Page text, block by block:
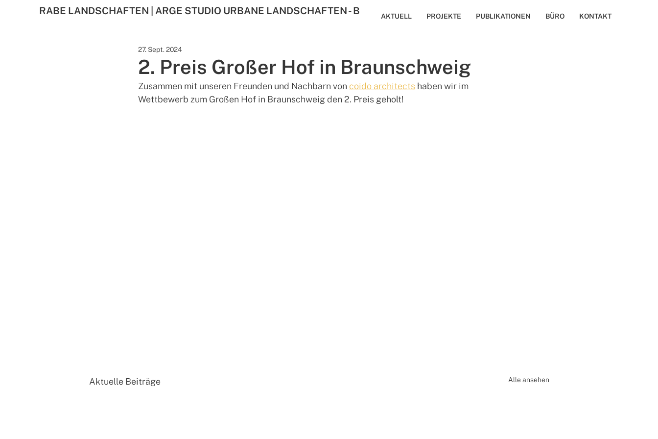
RABE LANDSCHAFTEN | ARGE STUDIO URBANE LANDSCHAFTEN - B AKTUELL PROJEKTE PUBLIKATIONEN BÜRO KONTAKT
2. Preis Großer Hof in Braunschweig
27. Sept. 2024
Zusammen mit unseren Freunden und Nachbarn von coido architects haben wir im
Wettbewerb zum Großen Hof in Braunschweig den 2. Preis geholt!
Aktuelle Beiträge Alle ansehen